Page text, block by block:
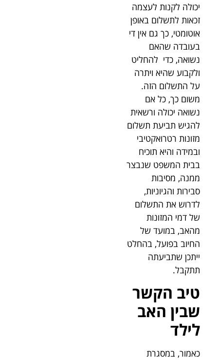
יכולה לקנות לעצמה
זכאות לתשלום באופן
אוטומטי, כך גם אין די
בעובדה שהאם
נשואה, כדי להחליט
ולקבוע שהיא ויתרה
על התשלום הזה.
משום כך, כל אם
נשואה יכולה ורשאית
להגיש תביעת תשלום
מזונות רטרואקטיבי
ובמידה והיא תוכיח
בבית המשפט שנבצר
ממנה, מסיבות
סבירות והגיוניות,
לדרוש את התשלום
של דמי המזונות
מהאב, במועד של
החיוב בפועל, בהחלט
ייתכן שתביעתה
תתקבל.
טיב הקשר
שבין האב
לילד
כאמור, במסגרת